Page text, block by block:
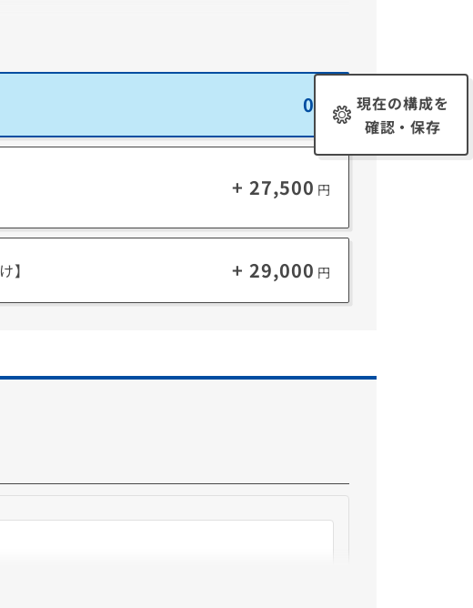
Clipchamp
Microsoft 365とOfficeについて詳しくはこちら
ージも利用可能。
トは2029年10月9日時点で終了予定です。)
0
+ 27,500 円
】 + 29,000 円
現在の構成を
確認・保存